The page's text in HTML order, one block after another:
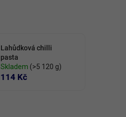
Lahůdková chilli
pasta
Skladem (>5 120 g)
114 Kč